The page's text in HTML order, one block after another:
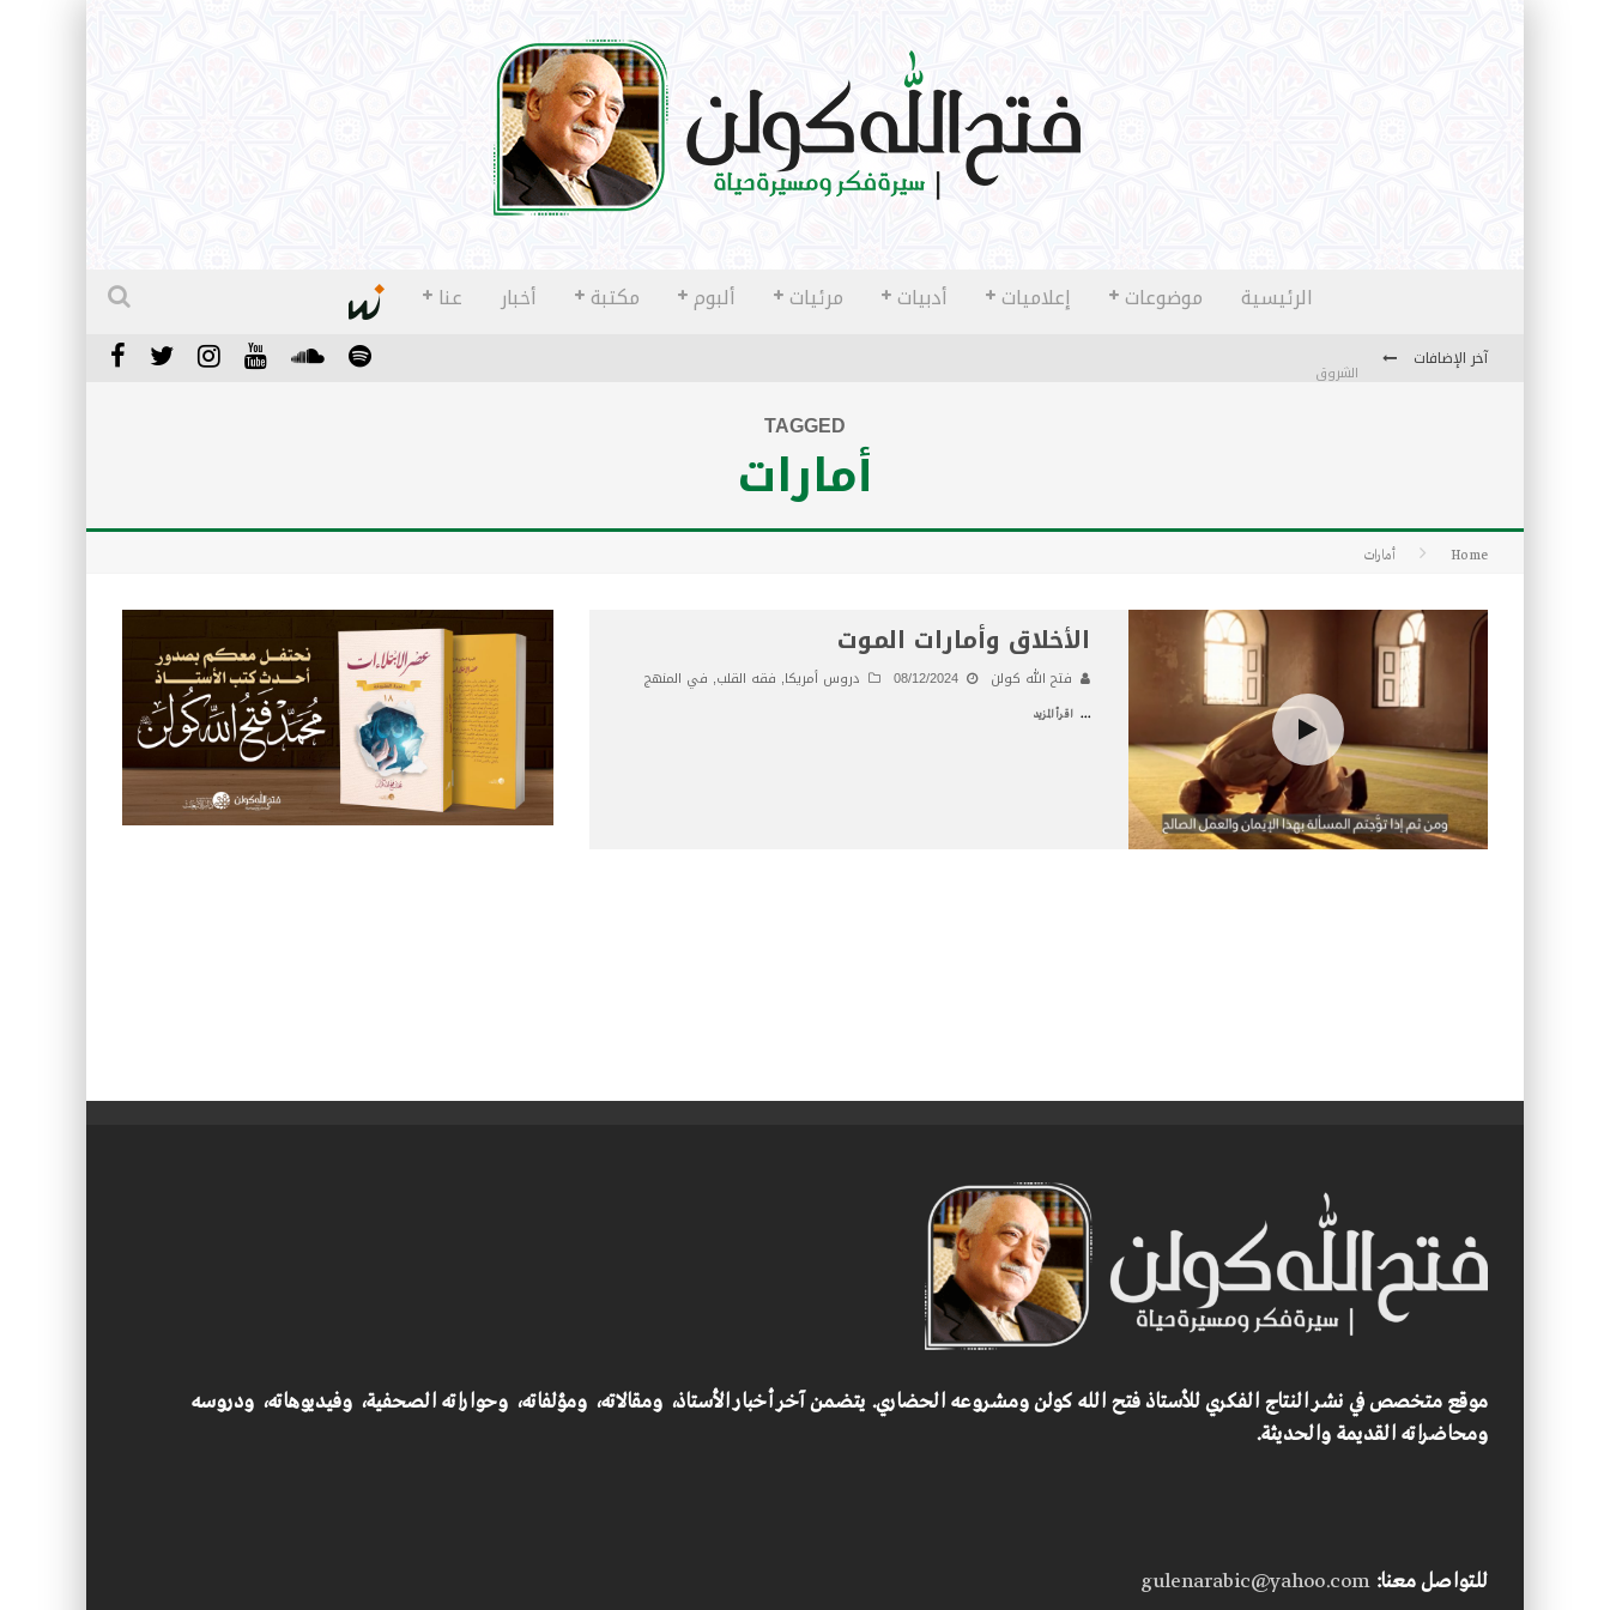
الرئيسية موضوعات إعلاميات أدبيات مرئيات ألبوم مكتبة أخبار عنا
آخر الإضافات
TAGGED
أمارات
Home أمارات
الأخلاق وأمارات الموت
فتح الله كولن 08/12/2024 دروس أمريكا, فقه القلب, في المنهج
... اقرأ المزيد
موقع متخصص في نشر النتاج الفكري للأستاذ فتح الله كولن ومشروعه الحضاري. يتضمن آخر أخبار الأستاذ، ومقالاته، ومؤلفاته، وحواراته الصحفية، وفيديوهاته، ودروسه
ومحاضراته القديمة والحديثة.
للتواصل معنا:gulenarabic@yahoo.com